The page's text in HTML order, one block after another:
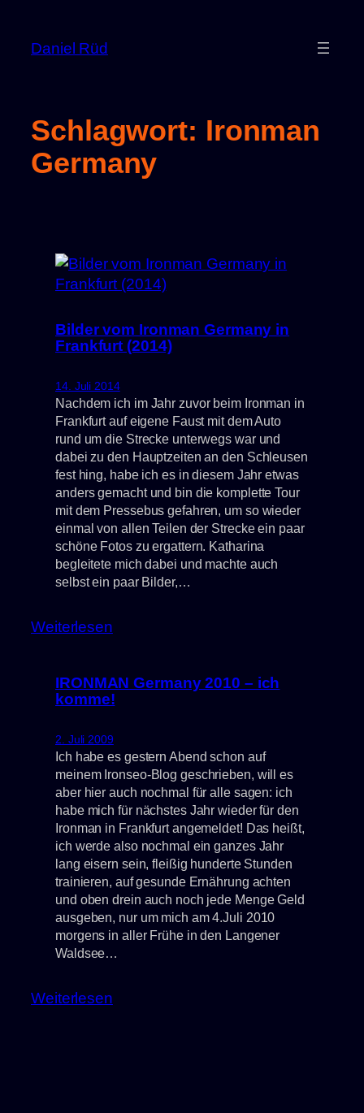
springen
Daniel Rüd
Schlagwort: Ironman
Germany
Bilder vom Ironman Germany in
Frankfurt (2014)
14. Juli 2014
Nachdem ich im Jahr zuvor beim Ironman in
Frankfurt auf eigene Faust mit dem Auto
rund um die Strecke unterwegs war und
dabei zu den Hauptzeiten an den Schleusen
fest hing, habe ich es in diesem Jahr etwas
anders gemacht und bin die komplette Tour
mit dem Pressebus gefahren, um so wieder
einmal von allen Teilen der Strecke ein paar
schöne Fotos zu ergattern. Katharina
begleitete mich dabei und machte auch
selbst ein paar Bilder,…
Weiterlesen:
Ironman
Germany
Frankfurt
(2014)
IRONMAN Germany 2010 – ich
komme!
2. Juli 2009
Ich habe es gestern Abend schon auf
meinem Ironseo-Blog geschrieben, will es
aber hier auch nochmal für alle sagen: ich
habe mich für nächstes Jahr wieder für den
Ironman in Frankfurt angemeldet! Das heißt,
ich werde also nochmal ein ganzes Jahr
lang eisern sein, fleißig hunderte Stunden
trainieren, auf gesunde Ernährung achten
und oben drein auch noch jede Menge Geld
ausgeben, nur um mich am 4.Juli 2010
morgens in aller Frühe in den Langener
Waldsee…
Weiterlesen: